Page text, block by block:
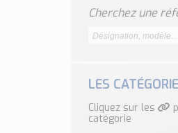
Cherchez une
LES
Cliquez sur les
catégorie